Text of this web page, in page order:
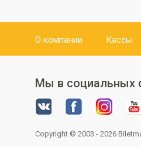
О компании Кассы
Мы в социальных
Copyright © 2003 - 2026